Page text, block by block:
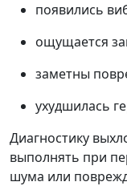
появились
ощущается
заметны
ухудшилась
Диагностику
выполнять при
шума или